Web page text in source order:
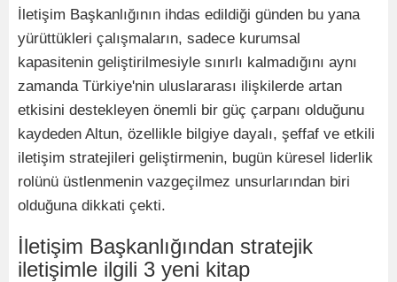
İletişim Başkanlığının ihdas edildiği günden bu yana
yürüttükleri çalışmaların, sadece kurumsal
kapasitenin geliştirilmesiyle sınırlı kalmadığını aynı
zamanda Türkiye'nin uluslararası ilişkilerde artan
etkisini destekleyen önemli bir güç çarpanı olduğunu
kaydeden Altun, özellikle bilgiye dayalı, şeffaf ve etkili
iletişim stratejileri geliştirmenin, bugün küresel liderlik
rolünü üstlenmenin vazgeçilmez unsurlarından biri
olduğuna dikkati çekti.
İletişim Başkanlığından stratejik
iletişimle ilgili 3 yeni kitap